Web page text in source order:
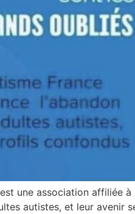
une association affiliée à
autistes, et leur avenir